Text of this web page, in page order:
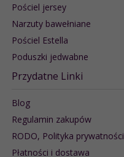
Pościel jersey
Narzuty bawełniane
Pościel Estella
Poduszki jedwabne
Przydatne Linki
Blog
Regulamin zakupów
RODO, Polityka prywatności
Płatności i dostawa